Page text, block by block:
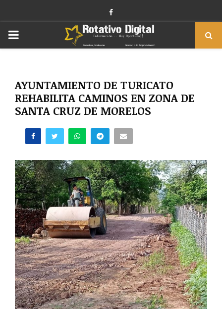
Facebook
PRIMARY
AYUNTAMIENTO DE TURICATO
REHABILITA CAMINOS EN ZONA DE
SANTA CRUZ DE MORELOS